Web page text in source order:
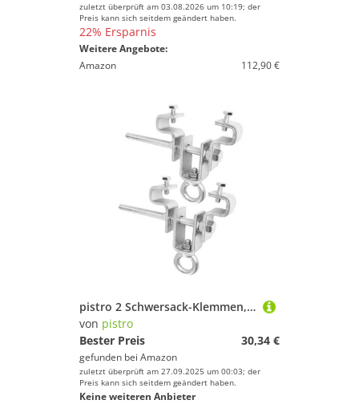
zuletzt überprüft am 03.08.2026 um 10:19; der
Preis kann sich seitdem geändert haben.
22% Ersparnis
Weitere Angebote:
Amazon
112,90 €
pistro 2 Schwersack-Klemmen, Boxsack-Aufhänger, Stahlhalterung, 18 cm, für Box-Trainingsgeräte
von pistro
Bester Preis
30,34 €
gefunden bei Amazon
zuletzt überprüft am 27.09.2025 um 00:03; der
Preis kann sich seitdem geändert haben.
Keine weiteren Anbieter